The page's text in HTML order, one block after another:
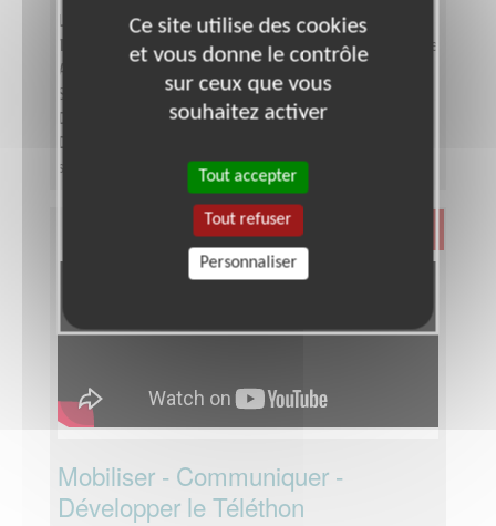
Lieu :
SEINE-SAINT-DENIS (93)
Responsable associatif, Coordinateur d'équipe
Association :
Saint-Denis
Date :
Tout le temps
Disponibilité demandée :
semaine, selon période de l'année
Mobiliser - Communiquer -
Développer le Téléthon
Ce site utilise des cookies
et vous donne le contrôle
sur ceux que vous
souhaitez activer
Tout accepter
Tout refuser
Personnaliser